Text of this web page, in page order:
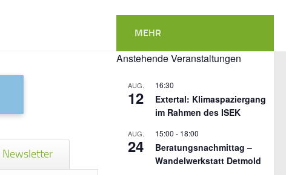
Newsletter
MEHR
Anstehende Veranstaltungen
AUG.
12
16:30
Extertal: Klimaspaziergang
im Rahmen des ISEK
AUG.
24
15:00 - 18:00
Beratungsnachmittag –
Wandelwerkstatt Detmold